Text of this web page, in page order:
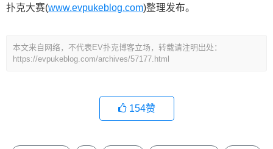
扑克大赛(www.evpukeblog.com)整理发布。
本文来自网络，不代表EV扑克博客立场，转载请注明出处：
https://evpukeblog.com/archives/57177.html
154赞